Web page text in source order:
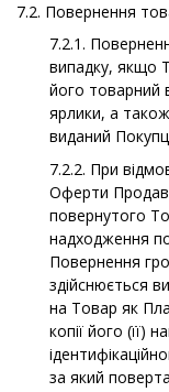
7.2. Повернення
7.2.1.
випадку, якщо
його товарний
ярлики, а
виданий
7.2.2. При
Оферти
повернутого
надходження
Повернення
здійснюється
на Товар як
копії його (її)
за який